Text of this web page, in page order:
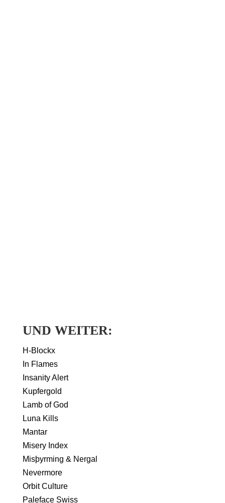
UND WEITER:
H-Blockx
In Flames
Insanity Alert
Kupfergold
Lamb of God
Luna Kills
Mantar
Misery Index
Misþyrming & Nergal
Nevermore
Orbit Culture
Paleface Swiss